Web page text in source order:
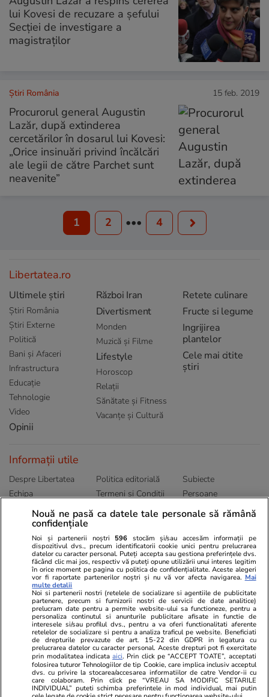
lui Kovesi de recuzare a şefului
Secţiei de investigare a
magistraţilor
Știri România 15 feb. 2019
Procurorul general Augustin
Lazăr, după extinderea
cercetărilor în dosarul lui Kovesi:
„Orice insinuări privind încălcări
ale legii de către Parchet sunt
neavenite”
1 2 ••• 4
Libertatea.ro
Ultimele știri
Știri România
Știri Externe
Politică
Bani și Afaceri
Infrastructura
Educație
Tehnologie
Video
Opinii
Război Iran
Divertisment
Monden
Muzică și Filme
Lifestyle
Horoscop
Relații
Sănătate și Fitness
Vacanțe și Cultură
Retete culinare
Fructe si legume
Ingrijirea
plantelor
Cele mai citite
știri
Informații utile
Despre Libertatea
Echipa
Publicitate
Politica de
Politica editorială
Termeni și Conditii
Abonamente
Subiecte
Persoane
Sitemap
Ringier România
Libertatea pentru
Unica.ro
Program TV
Avantaje
ELLE
Gazeta Sporturilor
Stiri mondene
Calculator sarcina
Ajută Copiii
Locuri de muncă
Imobiliare.ro
Jobradar24
Imoradar24
Colecții Libertatea
Pariază responsabil! Decizia ONJN nr. 821/25.09.2025.
Jocurile de noroc sunt interzise minorilor.
Nouă ne pasă ca datele tale personale să rămână
confidențiale
Noi și partenerii noștri 596 stocăm și/sau accesăm informații pe
dispozitivul dvs., precum identificatorii cookie unici pentru prelucrarea
datelor cu caracter personal. Puteți accepta sau gestiona preferințele dvs.
făcând clic mai jos, respectiv vă puteți opune utilizării unui interes legitim
în orice moment pe pagina cu politica de confidențialitate. Aceste alegeri
vor fi raportate partenerilor noștri și nu vă vor afecta navigarea. Mai
multe detalii
Noi si partenerii nostri (retelele de socializare si agentiile de publicitate
partenere, precum si furnizorii nostri de servicii de date analitice)
prelucram date pentru a permite website-ului sa functioneze, pentru a
personaliza continutul si anunturile publicitare afisate in functie de
interesele si/sau profilul dvs., pentru a va oferi functionalitati aferente
retelelor de socializare si pentru a analiza traficul pe website. Beneficiati
de drepturile prevazute de art. 15-22 din GDPR in legatura cu
prelucrarea datelor cu caracter personal. Aceste drepturi pot fi exercitate
prin modalitatea indicataaici. Prin click pe “ACCEPT TOATE”, acceptati
folosirea tuturor Tehnologiilor de tip Cookie, care implica inclusiv acceptul
dvs. cu privire la stocarea/accesarea informatiilor de catre Vendor-ii cu
care colaboram. Prin click pe “VREAU SA MODIFIC SETARILE
INDIVIDUAL” puteti schimba preferintele in mod individual, mai putin